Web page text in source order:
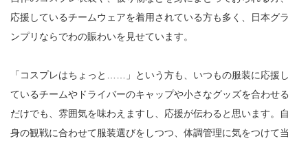
応援しているチームウェアを着用されている方も多く、日本グラ
ンプリならでわの賑わいを見せています。
「コスプレはちょっと……」という方も、いつもの服装に応援し
ているチームやドライバーのキャップや小さなグッズを合わせる
だけでも、雰囲気を味わえますし、応援が伝わると思います。自
身の観戦に合わせて服装選びをしつつ、体調管理に気をつけて当